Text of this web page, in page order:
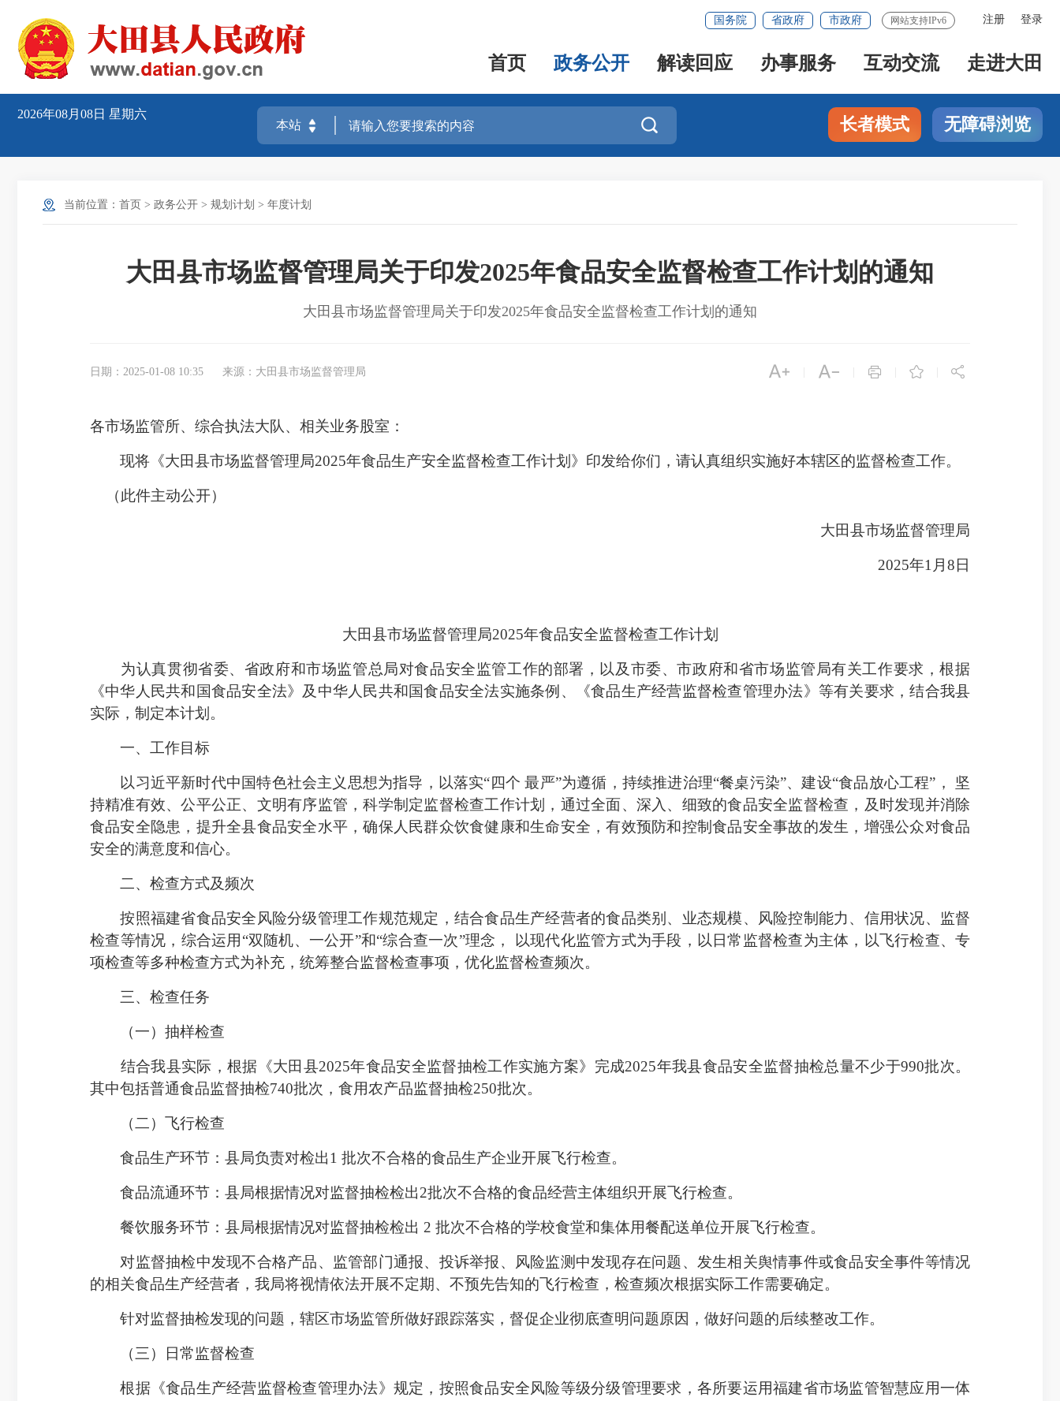
注册 登录
国务院 省政府 市政府 网站支持IPv6
首页 政务公开 解读回应 办事服务 互动交流 走进大田
2026年08月08日 星期六
 长者模式 无障碍浏览
当前位置： 首页 > 政务公开 > 规划计划 > 年度计划
大田县市场监督管理局关于印发2025年食品安全监督检查工作计划的通知
大田县市场监督管理局关于印发2025年食品安全监督检查工作计划的通知
日期：2025-01-08 10:35 来源：大田县市场监督管理局     
各市场监管所、综合执法大队、相关业务股室：
现将《大田县市场监督管理局2025年食品生产安全监督检查工作计划》印发给你们，请认真组织实施好本辖区的监督检查工作。
（此件主动公开）
大田县市场监督管理局
2025年1月8日
大田县市场监督管理局2025年食品安全监督检查工作计划
为认真贯彻省委、省政府和市场监管总局对食品安全监管工作的部署，以及市委、市政府和省市场监管局有关工作要求，根据
《中华人民共和国食品安全法》及中华人民共和国食品安全法实施条例、《食品生产经营监督检查管理办法》等有关要求，结合我县
实际，制定本计划。
一、工作目标
以习近平新时代中国特色社会主义思想为指导，以落实“四个 最严”为遵循，持续推进治理“餐桌污染”、建设“食品放心工程”， 坚
持精准有效、公平公正、文明有序监管，科学制定监督检查工作计划，通过全面、深入、细致的食品安全监督检查，及时发现并消除
食品安全隐患，提升全县食品安全水平，确保人民群众饮食健康和生命安全，有效预防和控制食品安全事故的发生，增强公众对食品
安全的满意度和信心。
二、检查方式及频次
按照福建省食品安全风险分级管理工作规范规定，结合食品生产经营者的食品类别、业态规模、风险控制能力、信用状况、监督
检查等情况，综合运用“双随机、一公开”和“综合查一次”理念， 以现代化监管方式为手段，以日常监督检查为主体，以飞行检查、专
项检查等多种检查方式为补充，统筹整合监督检查事项，优化监督检查频次。
三、检查任务
（一）抽样检查
结合我县实际，根据《大田县2025年食品安全监督抽检工作实施方案》完成2025年我县食品安全监督抽检总量不少于990批次。
其中包括普通食品监督抽检740批次，食用农产品监督抽检250批次。
（二）飞行检查
食品生产环节：县局负责对检出1 批次不合格的食品生产企业开展飞行检查。
食品流通环节：县局根据情况对监督抽检检出2批次不合格的食品经营主体组织开展飞行检查。
餐饮服务环节：县局根据情况对监督抽检检出 2 批次不合格的学校食堂和集体用餐配送单位开展飞行检查。
对监督抽检中发现不合格产品、监管部门通报、投诉举报、风险监测中发现存在问题、发生相关舆情事件或食品安全事件等情况
的相关食品生产经营者，我局将视情依法开展不定期、不预先告知的飞行检查，检查频次根据实际工作需要确定。
针对监督抽检发现的问题，辖区市场监管所做好跟踪落实，督促企业彻底查明问题原因，做好问题的后续整改工作。
（三）日常监督检查
根据《食品生产经营监督检查管理办法》规定，按照食品安全风险等级分级管理要求，各所要运用福建省市场监管智慧应用一体